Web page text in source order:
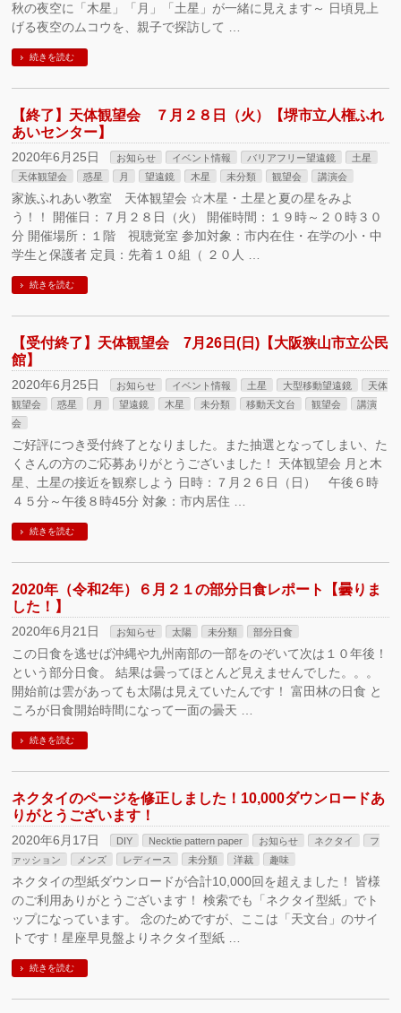
秋の夜空に「木星」「月」「土星」が一緒に見えます～ 日頃見上
げる夜空のムコウを、親子で探訪して …
続きを読む
【終了】天体観望会 ７月２８日（火）【堺市立人権ふれ
あいセンター】
2020年6月25日 お知らせ イベント情報 バリアフリー望遠鏡
土星
天体観望会
惑星 月 望遠鏡 木星 未分類 観望会 講演会
家族ふれあい教室 天体観望会 ☆木星・土星と夏の星をみよ
う！！ 開催日：７月２８日（火） 開催時間：１９時～２０時３０
分 開催場所：１階 視聴覚室 参加対象：市内在住・在学の小・中
学生と保護者 定員：先着１０組（ ２０人 …
続きを読む
【受付終了】天体観望会 7月26日(日)【大阪狭山市立公民
館】
2020年6月25日 お知らせ イベント情報 土星 大型移動望遠鏡
天体
観望会
惑星 月 望遠鏡 木星 未分類 移動天文台 観望会
講演
会
ご好評につき受付終了となりました。また抽選となってしまい、た
くさんの方のご応募ありがとうございました！ 天体観望会 月と木
星、土星の接近を観察しよう 日時：７月２６日（日） 午後６時
４５分～午後８時45分 対象：市内居住 …
続きを読む
2020年（令和2年）６月２１の部分日食レポート【曇りま
した！】
2020年6月21日 お知らせ 太陽 未分類 部分日食
この日食を逃せば沖縄や九州南部の一部をのぞいて次は１０年後！
という部分日食。 結果は曇ってほとんど見えませんでした。。。
開始前は雲があっても太陽は見えていたんです！ 富田林の日食 と
ころが日食開始時間になって一面の曇天 …
続きを読む
ネクタイのページを修正しました！10,000ダウンロードあ
りがとうございます！
2020年6月17日 DIY Necktie pattern paper お知らせ ネクタイ
フ
ァッション
メンズ レディース 未分類 洋裁 趣味
ネクタイの型紙ダウンロードが合計10,000回を超えました！ 皆様
のご利用ありがとうございます！ 検索でも「ネクタイ型紙」でト
ップになっています。 念のためですが、ここは「天文台」のサイ
トです！星座早見盤よりネクタイ型紙 …
続きを読む